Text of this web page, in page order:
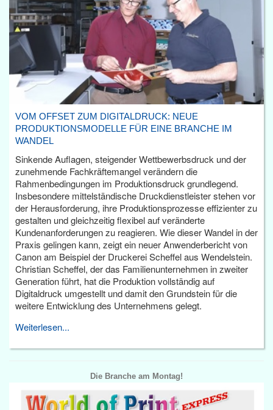
VOM OFFSET ZUM DIGITALDRUCK: NEUE
PRODUKTIONSMODELLE FÜR EINE BRANCHE IM
WANDEL
Sinkende Auflagen, steigender Wettbewerbsdruck und der
zunehmende Fachkräftemangel verändern die
Rahmenbedingungen im Produktionsdruck grundlegend.
Insbesondere mittelständische Druckdienstleister stehen vor
der Herausforderung, ihre Produktionsprozesse effizienter zu
gestalten und gleichzeitig flexibel auf veränderte
Kundenanforderungen zu reagieren. Wie dieser Wandel in der
Praxis gelingen kann, zeigt ein neuer Anwenderbericht von
Canon am Beispiel der Druckerei Scheffel aus Wendelstein.
Christian Scheffel, der das Familienunternehmen in zweiter
Generation führt, hat die Produktion vollständig auf
Digitaldruck umgestellt und damit den Grundstein für die
weitere Entwicklung des Unternehmens gelegt.
Weiterlesen...
Die Branche am Montag!